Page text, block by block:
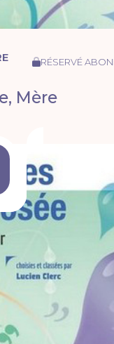
RÉSERVÉ
Mère